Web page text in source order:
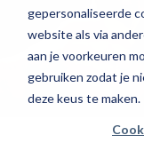
gepersonaliseerde
website als via
aan je voorkeuren
gebruiken zodat je
deze keus te maken.